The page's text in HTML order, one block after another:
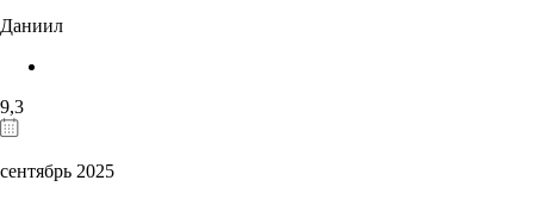
Даниил
9,3
сентябрь 2025